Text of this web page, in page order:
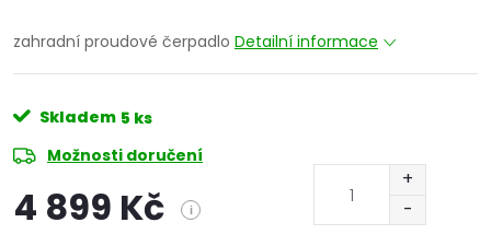
zahradní proudové čerpadlo Detailní informace
Skladem 5 ks
Možnosti doručení
4 899 Kč i